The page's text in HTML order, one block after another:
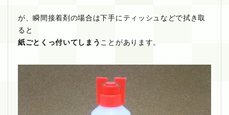
が、瞬間接着剤の場合は下手にティッシュなどで拭き取
ると
紙ごとくっ付いてしまう ことがあります。